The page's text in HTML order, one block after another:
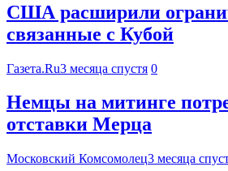
США расширили
связанные с Кубой
Газета.Ru3 месяца спустя 0
Немцы на митинге
отставки Мерца
Московский Комсомолец3 месяца